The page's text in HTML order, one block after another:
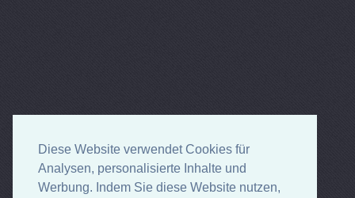
Diese Website verwendet Cookies für
Analysen, personalisierte Inhalte und
Werbung. Indem Sie diese Website nutzen,